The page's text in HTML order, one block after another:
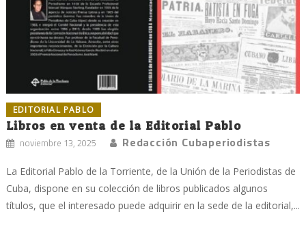
EDITORIAL PABLO
Libros en venta de la Editorial Pablo
noviembre 13, 2025 Redacción Cubaperiodistas
La Editorial Pablo de la Torriente, de la Unión de la Periodistas de
Cuba, dispone en su colección de libros publicados algunos
títulos, que el interesado puede adquirir en la sede de la editorial,...